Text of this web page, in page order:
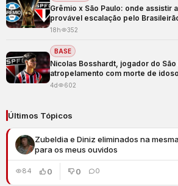
Grêmio x São Paulo: onde assistir
provável escalação pelo
18h 352
BASE
Nicolas Bosshardt, jogador do
atropelamento com morte de
4d 602
Últimos Tópicos
Zubeldia e Diniz eliminados na
para os meus ouvidos
84 0 0 0